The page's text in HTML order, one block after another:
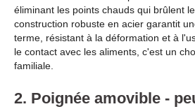
éliminant les points chauds qui brûlent
construction robuste en acier garantit
terme, résistant à la déformation et à
le contact avec les aliments, c'est un
familiale.
2. Poignée amovible -